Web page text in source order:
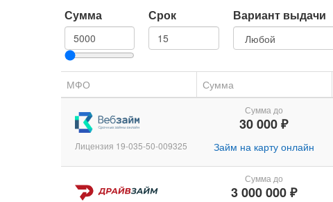
Сумма Срок Вариант выдачи
МФО Сумма
Лицензия 19-035-50-009325
Сумма до
30 000 ₽
Займ на карту онлайн
Сумма до
3 000 000 ₽